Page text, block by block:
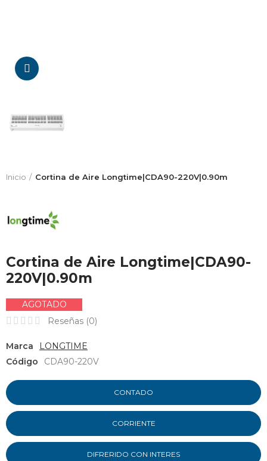
Inicio Cortina de Aire Longtime|CDA90-220V|0.90m
Cortina de Aire Longtime|CDA90-
220V|0.90m
AGOTADO
Reseñas (0)
Marca
LONGTIME
Código
CDA90-220V
CONTADO
CORRIENTE
DIFRERIDO CON INTERES